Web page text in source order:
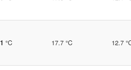
°C 17.7 °C 12.7